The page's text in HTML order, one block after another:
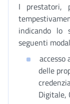
I prestatori,
indicando lo
seguenti
accesso
delle
Digitale,